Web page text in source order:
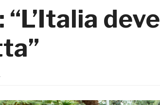
deve